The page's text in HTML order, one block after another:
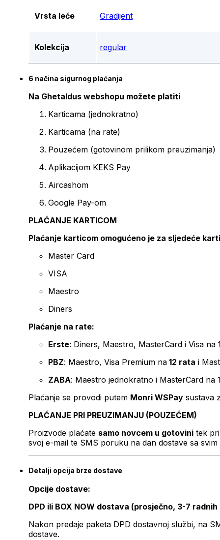
Vrsta leće Gradijent
Kolekcija regular
6 načina sigurnog plaćanja
Na Ghetaldus webshopu možete platiti
Karticama (jednokratno)
Karticama (na rate)
Pouzećem (gotovinom prilikom preuzimanja)
Aplikacijom KEKS Pay
Aircashom
Google Pay-om
PLAĆANJE KARTICOM
Plaćanje karticom omogućeno je za sljedeće
Master Card
VISA
Maestro
Diners
Plaćanje na rate:
Erste: Diners, Maestro, MasterCard i Visa na
PBZ: Maestro, Visa Premium na 12 rata i
ZABA: Maestro jednokratno i MasterCard na
Plaćanje se provodi putem Monri WSPay sustava
PLAĆANJE PRI PREUZIMANJU (POUZEĆEM)
Proizvode plaćate samo novcem u gotovini tek
svoj e-mail te SMS poruku na dan dostave sa svim
Detalji opcija brze dostave
Opcije dostave:
DPD ili BOX NOW dostava (prosječno, 3-7 radnih
Nakon predaje paketa DPD dostavnoj službi, na
dostave.